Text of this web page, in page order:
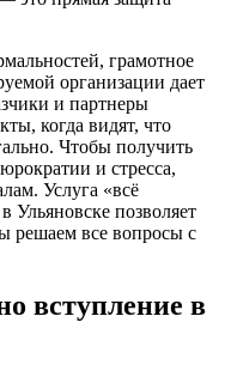
грамотное
организации дает
и партнеры
когда видят, что
Чтобы получить
и стресса,
Услуга «всё
Ульяновске позволяет
решаем все вопросы с
вступление в